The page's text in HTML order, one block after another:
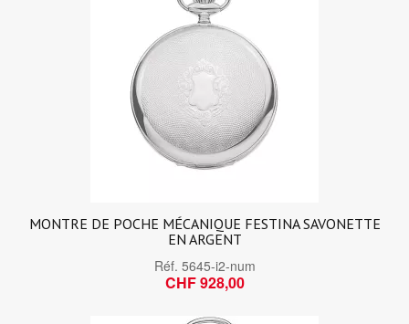
MONTRE DE POCHE MÉCANIQUE FESTINA SAVONETTE
EN ARGENT
Réf. 5645-i2-num
CHF 928,00